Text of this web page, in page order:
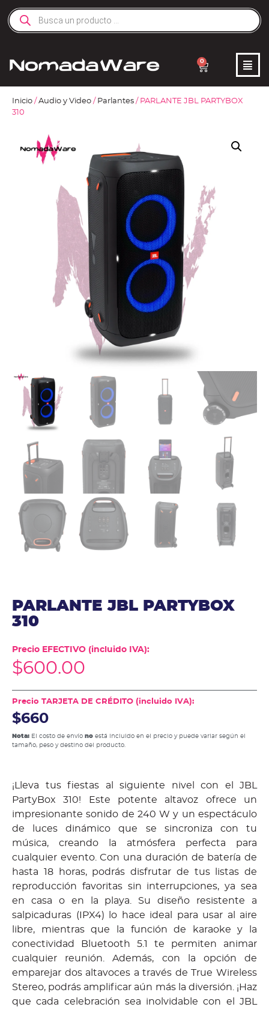
0
Inicio / Audio y Video / Parlantes / PARLANTE JBL PARTYBOX
310
PARLANTE JBL PARTYBOX
310
Precio EFECTIVO (incluido IVA):
$600.00
Precio TARJETA DE CRÉDITO (incluido IVA):
$660
Nota: El costo de envío no está incluido en el precio y puede variar según el
tamaño, peso y destino del producto.
¡Lleva tus fiestas al siguiente nivel con el JBL
PartyBox 310! Este potente altavoz ofrece un
impresionante sonido de 240 W y un espectáculo
de luces dinámico que se sincroniza con tu
música, creando la atmósfera perfecta para
cualquier evento. Con una duración de batería de
hasta 18 horas, podrás disfrutar de tus listas de
reproducción favoritas sin interrupciones, ya sea
en casa o en la playa. Su diseño resistente a
salpicaduras (IPX4) lo hace ideal para usar al aire
libre, mientras que la función de karaoke y la
conectividad Bluetooth 5.1 te permiten animar
cualquier reunión. Además, con la opción de
emparejar dos altavoces a través de True Wireless
Stereo, podrás amplificar aún más la diversión. ¡Haz
que cada celebración sea inolvidable con el JBL